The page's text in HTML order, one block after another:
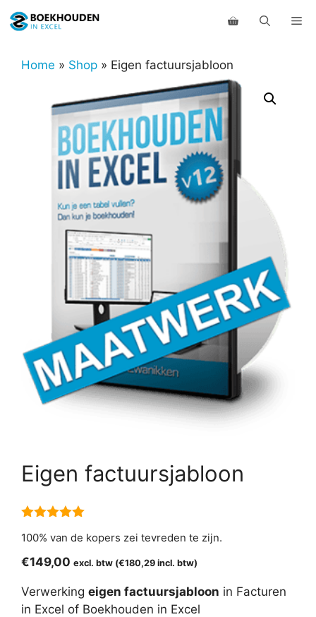
naar
inhoudHome » Shop » Eigen factuursjabloon
Eigen factuursjabloon
100% van de kopers zei tevreden te zijn.
€149,00 excl. btw (€180,29 incl. btw)
Verwerking eigen factuursjabloon in Facturen
in Excel of Boekhouden in Excel